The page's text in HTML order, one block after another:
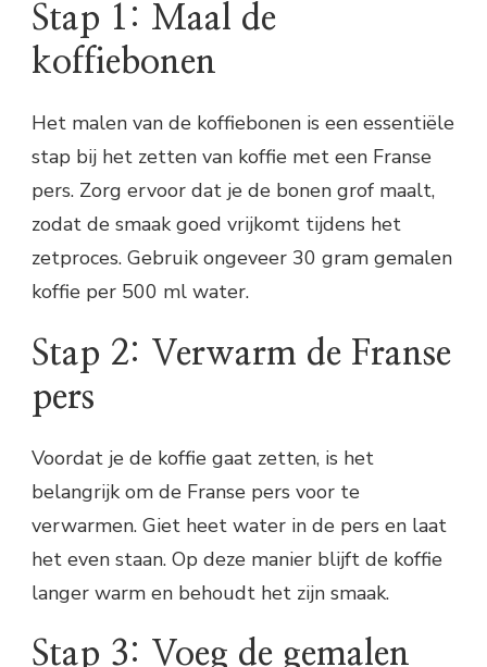
Stap 1: Maal de
koffiebonen
Het malen van de koffiebonen is een essentiële
stap bij het zetten van koffie met een Franse
pers. Zorg ervoor dat je de bonen grof maalt,
zodat de smaak goed vrijkomt tijdens het
zetproces. Gebruik ongeveer 30 gram gemalen
koffie per 500 ml water.
Stap 2: Verwarm de Franse
pers
Voordat je de koffie gaat zetten, is het
belangrijk om de Franse pers voor te
verwarmen. Giet heet water in de pers en laat
het even staan. Op deze manier blijft de koffie
langer warm en behoudt het zijn smaak.
Stap 3: Voeg de gemalen